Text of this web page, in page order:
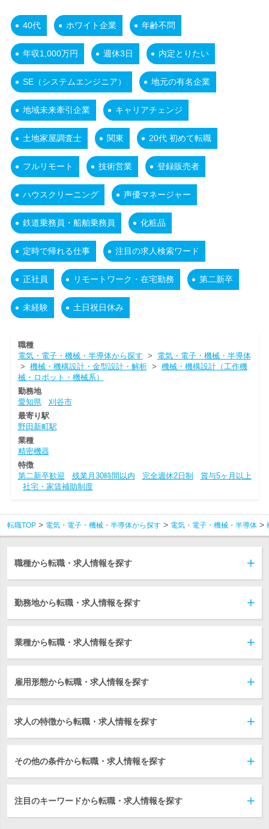
40代 ホワイト企業 年齢不問
年収1,000万円 週休3日 内定とりたい
SE（システムエンジニア） 地元の有名企業
地域未来牽引企業 キャリアチェンジ
土地家屋調査士 関東 20代 初めて転職
フルリモート 技術営業 登録販売者
ハウスクリーニング 声優マネージャー
鉄道乗務員・船舶乗務員 化粧品
定時で帰れる仕事 注目の求人検索ワード
正社員 リモートワーク・在宅勤務 第二新卒
未経験 土日祝日休み
職種
電気・電子・機械・半導体から探す > 電気・電子・機械・半導体
> 機械・機構設計・金型設計・解析> 機械・機構設計（工作機
械・ロボット・機械系）
勤務地
愛知県
刈谷市
最寄り駅
野田新町駅
業種
精密機器
特徴
第二新卒歓迎
残業月30時間以内 完全週休2日制
賞与5ヶ月以上
社宅・家賃補助制度
転職TOP 電気・電子・機械・半導体から探す 電気・電子・機械・半導体
職種から転職・求人情報を探す
勤務地から転職・求人情報を探す
業種から転職・求人情報を探す
雇用形態から転職・求人情報を探す
求人の特徴から転職・求人情報を探す
その他の条件から転職・求人情報を探す
注目のキーワードから転職・求人情報を探す